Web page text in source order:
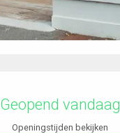
Geopend vandaag
Openingstijden bekijken